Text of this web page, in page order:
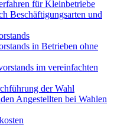
für Kleinbetriebe
Beschäftigungsarten und
in Betrieben ohne
im vereinfachten
der Wahl
Angestellten bei Wahlen